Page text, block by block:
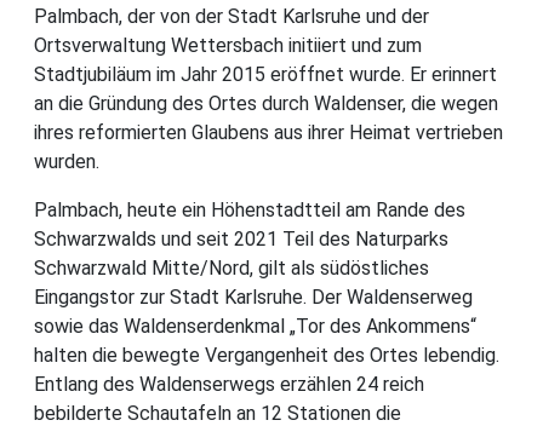
Palmbach, der von der Stadt Karlsruhe und der
Ortsverwaltung Wettersbach initiiert und zum
Stadtjubiläum im Jahr 2015 eröffnet wurde. Er erinnert
an die Gründung des Ortes durch Waldenser, die wegen
ihres reformierten Glaubens aus ihrer Heimat vertrieben
wurden.
Palmbach, heute ein Höhenstadtteil am Rande des
Schwarzwalds und seit 2021 Teil des Naturparks
Schwarzwald Mitte/Nord, gilt als südöstliches
Eingangstor zur Stadt Karlsruhe. Der Waldenserweg
sowie das Waldenserdenkmal „Tor des Ankommens“
halten die bewegte Vergangenheit des Ortes lebendig.
Entlang des Waldenserwegs erzählen 24 reich
bebilderte Schautafeln an 12 Stationen die